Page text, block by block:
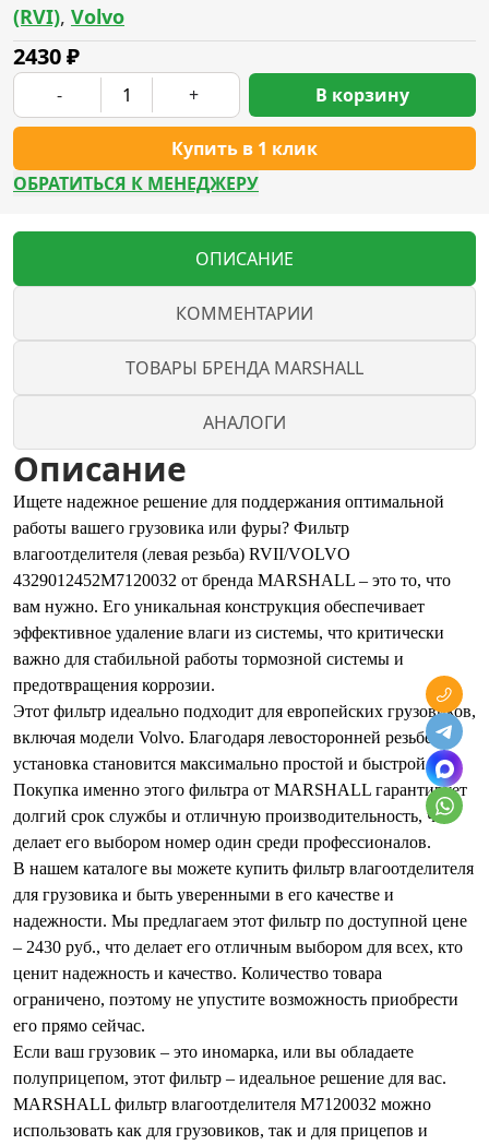
(RVI), Volvo
2430₽
- +
Купить в 1 клик
В корзину
ОБРАТИТЬСЯ К МЕНЕДЖЕРУ
ОПИСАНИЕ
КОММЕНТАРИИ
ТОВАРЫ БРЕНДА MARSHALL
АНАЛОГИ
Описание
Ищете надежное решение для поддержания оптимальной
работы вашего грузовика или фуры? Фильтр
влагоотделителя (левая резьба) RVII/VOLVO
4329012452M7120032 от бренда MARSHALL – это то, что
вам нужно. Его уникальная конструкция обеспечивает
эффективное удаление влаги из системы, что критически
важно для стабильной работы тормозной системы и
предотвращения коррозии.
Этот фильтр идеально подходит для европейских грузовиков,
включая модели Volvo. Благодаря левосторонней резьбе,
установка становится максимально простой и быстрой.
Покупка именно этого фильтра от MARSHALL гарантирует
долгий срок службы и отличную производительность, что
делает его выбором номер один среди профессионалов.
В нашем каталоге вы можете купить фильтр влагоотделителя
для грузовика и быть уверенными в его качестве и
надежности. Мы предлагаем этот фильтр по доступной цене
– 2430 руб., что делает его отличным выбором для всех, кто
ценит надежность и качество. Количество товара
ограничено, поэтому не упустите возможность приобрести
его прямо сейчас.
Если ваш грузовик – это иномарка, или вы обладаете
полуприцепом, этот фильтр – идеальное решение для вас.
MARSHALL фильтр влагоотделителя M7120032 можно
использовать как для грузовиков, так и для прицепов и